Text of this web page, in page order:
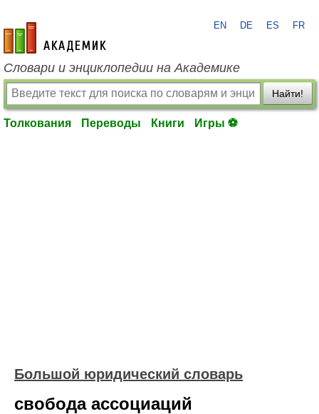
academic.ru
EN DE ES FR
Словари и энциклопедии на Академике
Найти!
Толкования Переводы Книги Игры ⚽
Большой юридический словарь
свобода ассоциаций